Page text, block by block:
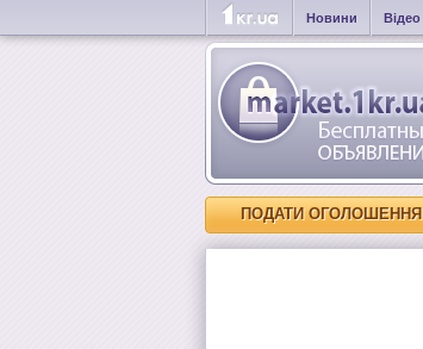
Новини Відео
ПОДАТИ ОГОЛОШЕННЯ